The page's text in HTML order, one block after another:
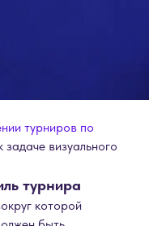
турниров по
визуального
турнира
которой